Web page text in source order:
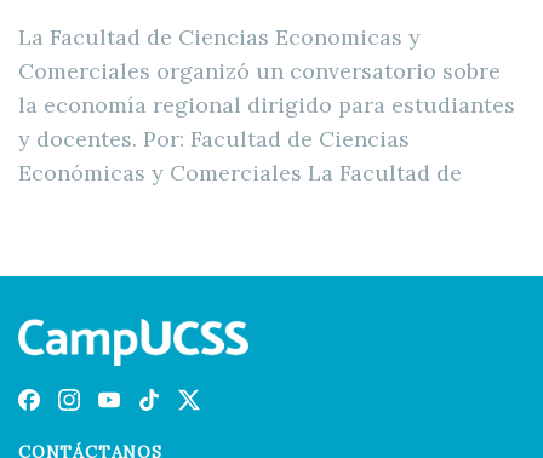
La Facultad de Ciencias Economicas y
Comerciales organizó un conversatorio sobre
la economía regional dirigido para estudiantes
y docentes. Por: Facultad de Ciencias
Económicas y Comerciales La Facultad de
CONTÁCTANOS